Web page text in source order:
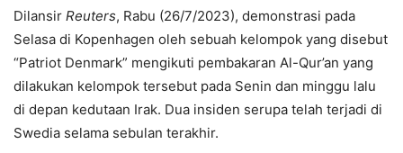
Dilansir Reuters, Rabu (26/7/2023), demonstrasi pada
Selasa di Kopenhagen oleh sebuah kelompok yang disebut
“Patriot Denmark” mengikuti pembakaran Al-Qur’an yang
dilakukan kelompok tersebut pada Senin dan minggu lalu
di depan kedutaan Irak. Dua insiden serupa telah terjadi di
Swedia selama sebulan terakhir.